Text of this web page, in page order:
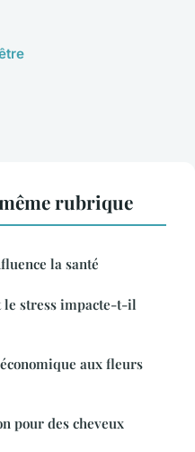
rubrique
la santé
le stress impacte-t-il
aux fleurs
pour des cheveux